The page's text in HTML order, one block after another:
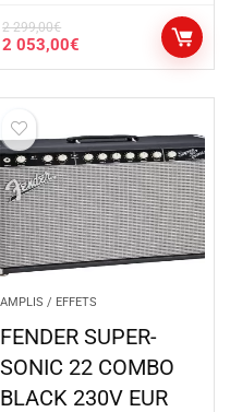
2 299,00€
2 053,00€
AMPLIS / EFFETS
FENDER SUPER-
SONIC 22 COMBO
BLACK 230V EUR